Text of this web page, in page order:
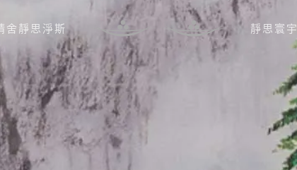
舍 靜思淨斯 靜思寰宇